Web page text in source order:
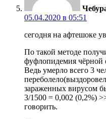
05.04.2020 в 05:51
сегодня на афтешоке
По такой методе
фуфлопидемия
Ведь умерло всего 3
зараженных вирусом
3/1500 = 0,002 (0,2%)
говорить.